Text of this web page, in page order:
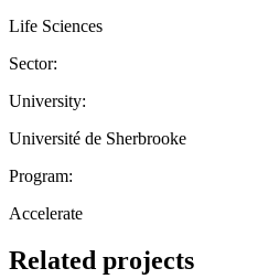
Life Sciences
Sector:
University:
Université de Sherbrooke
Program:
Accelerate
Related projects